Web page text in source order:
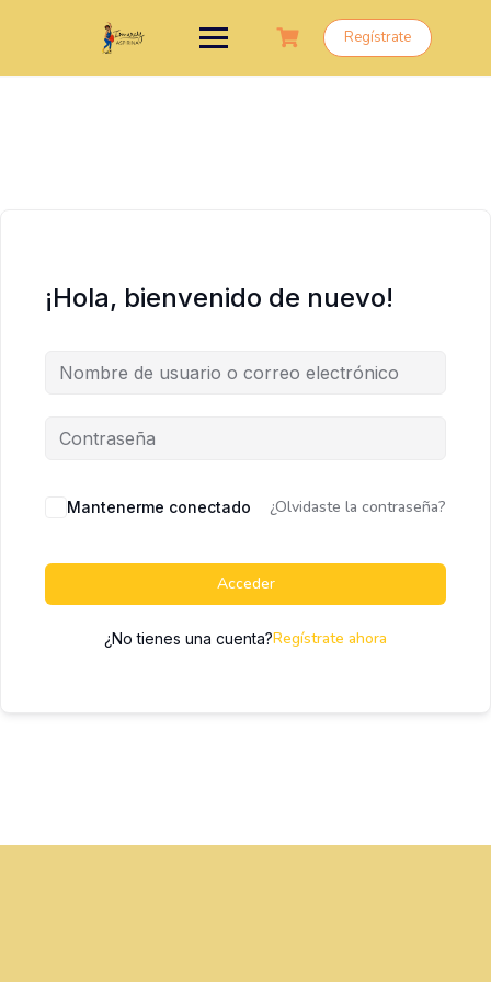
Regístrate
¡Hola, bienvenido de nuevo!
Mantenerme conectado ¿Olvidaste la contraseña?
Acceder
¿No tienes una cuenta?Regístrate ahora